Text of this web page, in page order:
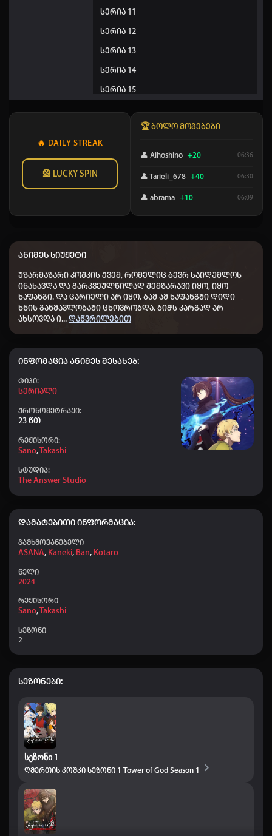
სერია 11
სერია 12
სერია 13
სერია 14
სერია 15
🔥 DAILY STREAK
🎡 LUCKY SPIN
🏆 ბოლო მოგებები
👤 Aihoshino +20 06:36
👤 Tarieli_678 +40 06:30
👤 abrama +10 06:09
👤 vaxushti batonishvili +10 02:52
👤 Nodari-nodari +20
👤 ZUKT777 +40
👤 Quta13 +20 16:16
👤 Aihoshino +20
👤 animeb.ge kai kaci +10 10:20
+50 10:03
👤 Elisa +20 03:59
ანიმეს სიუჟეტი
უზარმაზარი კოშკის ქვეშ, რომელიც ბევრ საიდუმლოს
ინახავდა და გარკვეულწილად შემზარავი იყო, იყო
ხაფანგი. და ცარიელი არ იყო. ბამ ამ ხაფანგში დიდი
ხნის განმავლობაში ცხოვრობდა. ბიჭს კარგად არ
ახსოვდა ი... დაწვრილებით
ინფომაცია ანიმეს შესახებ:
Ტიპი:
Სერიალი
ქრონომეტრაჟი:
23 წთ
რეჟისორი:
Sano, Takashi
სტუდია:
The Answer Studio
დამატებითი ინფორმაცია:
გამხმოვანებელი
ASANA, Kaneki, Ban, Kotaro
წელი
2024
რეჟისორი
Sano, Takashi
სეზონი
2
სეზონები:
სეზონი 1
ღმერთის კოშკი სეზონი 1 Tower of God Season 1